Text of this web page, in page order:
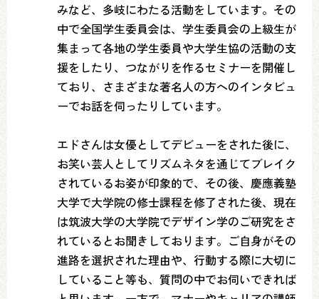
みなど、多岐にわたる活動をしています。その
中で全国学生委員会は、学生委員会の上級生が
集まって各地の学生委員や大学生協の活動の支
援をしたり、つながりを作るセミナーを開催し
ており、さまざまな著名人の方へのインタビュ
ーでお話を伺ったりしています。
エドさんは女優としてデビューをされた後に、
お笑い芸人としてリズムネタを通じてブレイク
されているお姿が印象的で、その後、慶應義塾
大学で大学院の修士課程を修了された後、現在
は筑波大学の大学院でデザイン学のご研究をさ
れているとお聞きしております。ご自身がその
進路を選択された理由や、行動する際に大切に
していること等も、質問の中でお伺いできれば